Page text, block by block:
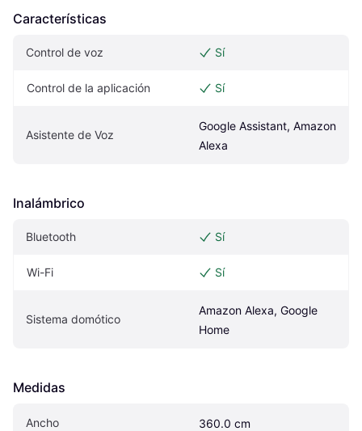
Características
Control de voz Sí
Control de la aplicación Sí
Asistente de Voz
Google Assistant, Amazon
Alexa
Inalámbrico
Bluetooth Sí
Wi-Fi Sí
Sistema domótico
Amazon Alexa, Google
Home
Medidas
Ancho 360.0 cm